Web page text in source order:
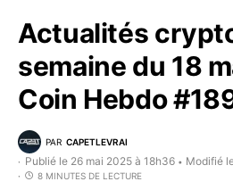
Actualités
semaine du 18
Coin Hebdo
PAR CAPETLEVRAI
Publié le 26 mai 2025 à 18h36 • Modifié
8 MINUTES DE LECTURE